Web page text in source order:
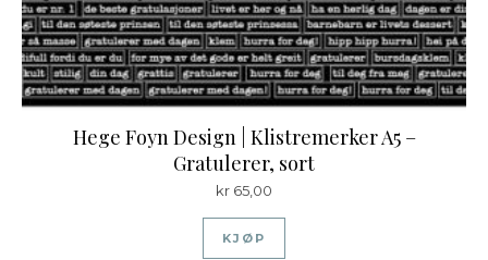
Hege Foyn Design | Klistremerker A5 –
Gratulerer, sort
kr 65,00
KJØP